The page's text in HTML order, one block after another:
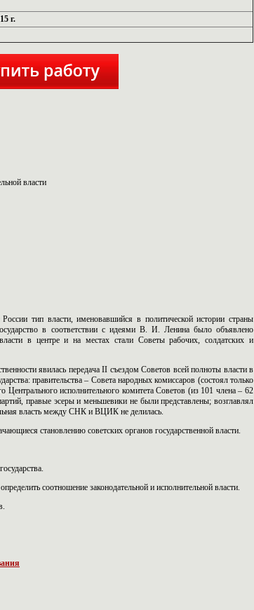
г.
власти
тип власти, именовавшийся в политической истории страны
в соответствии с идеями В. И. Ленина было объявлено
в центре и на местах стали Советы рабочих, солдатских и
явилась передача II съездом Советов всей полноты власти в
правительства – Совета народных комиссаров (состоял только
исполнительного комитета Советов (из 101 члена – 62
правые эсеры и меньшевики не были представлены; возглавлял
власть между СНК и ВЦИК не делилась.
становлению советских органов государственной власти.
соотношение законодательной и исполнительной власти.